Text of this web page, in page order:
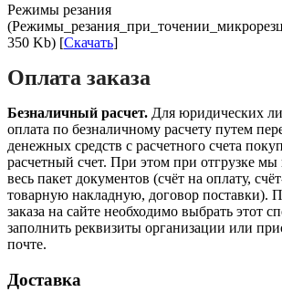
Режимы резания
350 Kb) [Скачать]
Оплата заказа
Безналичный расчет. Для юридических
оплата по безналичному расчету путем
денежных средств с расчетного счета
расчетный счет. При этом при отгрузке мы
весь пакет документов (счёт на оплату,
товарную накладную, договор поставки).
заказа на сайте необходимо выбрать этот
заполнить реквизиты организации или
почте.
Доставка